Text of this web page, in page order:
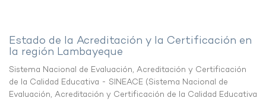
Estado de la Acreditación y la Certificación en
la región Lambayeque
Sistema Nacional de Evaluación, Acreditación y Certificación
de la Calidad Educativa - SINEACE (Sistema Nacional de
Evaluación, Acreditación y Certificación de la Calidad Educativa